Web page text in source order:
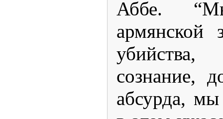
Аббе.
армянской
сознание,
абсурда,